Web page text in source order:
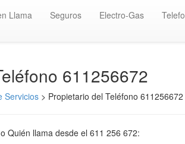
Llama Seguros Electro-Gas
611256672
Servicios > Propietario del Teléfono 611256672
o Quién llama desde el 611 256 672: